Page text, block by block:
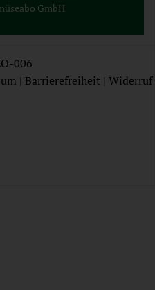
GmbH
006
| Barrierefreiheit | Widerruf